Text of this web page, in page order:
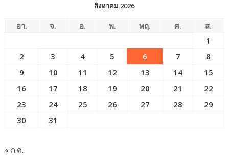
สิงหาคม 2026
อา. จ. อ. พ. พฤ. ศ.
ส.
1
2
3 4 5 6 7
8
9
10 11 12 13 14
15
16
17 18 19 20 21
22
23
24 25 26 27 28
29
30
31
« ก.ค.